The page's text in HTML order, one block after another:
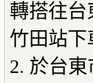
轉搭往台
竹田站下
2. 於台